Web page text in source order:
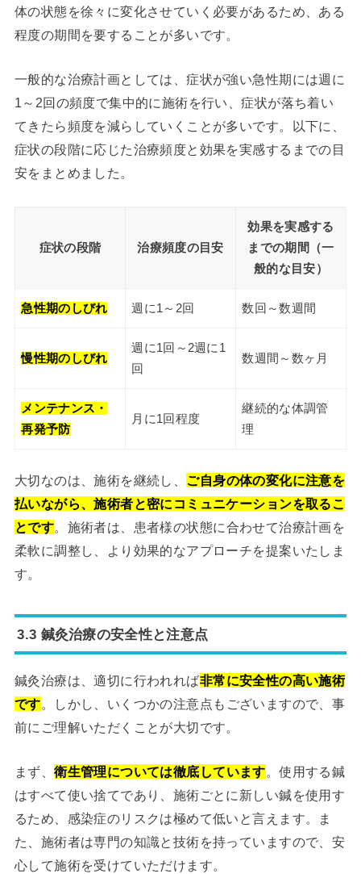
体の状態を徐々に変化させていく必要があるため、ある
程度の期間を要することが多いです。
一般的な治療計画としては、症状が強い急性期には週に
1～2回の頻度で集中的に施術を行い、症状が落ち着い
てきたら頻度を減らしていくことが多いです。以下に、
症状の段階に応じた治療頻度と効果を実感するまでの目
安をまとめました。
症状の段階 治療頻度の目安
効果を実感する
までの期間（一
般的な目安）
急性期のしびれ 週に1～2回 数回～数週間
慢性期のしびれ
週に1回～2週に1
回
数週間～数ヶ月
メンテナンス・
再発予防
月に1回程度
継続的な体調管
理
大切なのは、施術を継続し、 ご自身の体の変化に注意を
払いながら、施術者と密にコミュニケーションを取るこ
とです。施術者は、患者様の状態に合わせて治療計画を
柔軟に調整し、より効果的なアプローチを提案いたしま
す。
3.3 鍼灸治療の安全性と注意点
鍼灸治療は、適切に行われれば非常に安全性の高い施術
です。しかし、いくつかの注意点もございますので、事
前にご理解いただくことが大切です。
まず、衛生管理については徹底しています。使用する鍼
はすべて使い捨てであり、施術ごとに新しい鍼を使用す
るため、感染症のリスクは極めて低いと言えます。ま
た、施術者は専門の知識と技術を持っていますので、安
心して施術を受けていただけます。